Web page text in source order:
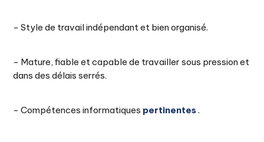
- Style de travail indépendant et bien organisé.
- Mature, fiable et capable de travailler sous pression et
dans des délais serrés.
- Compétences informatiques pertinentes.